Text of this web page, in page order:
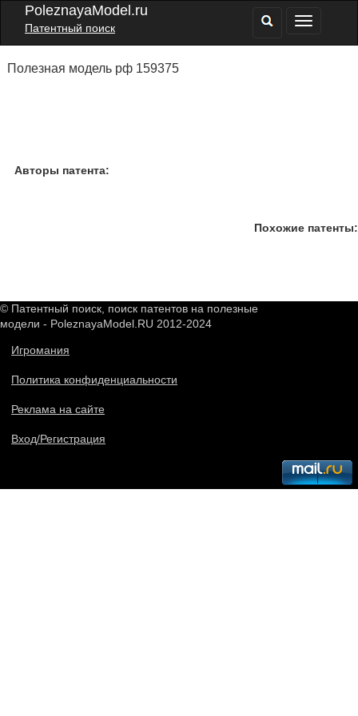
PoleznayaModel.ru
Патентный поиск
Полезная модель рф 159375
Авторы патента:
Похожие патенты:
© Патентный поиск, поиск патентов на полезные
модели - PoleznayaModel.RU 2012-2024
Игромания
Политика конфиденциальности
Реклама на сайте
Вход/Регистрация